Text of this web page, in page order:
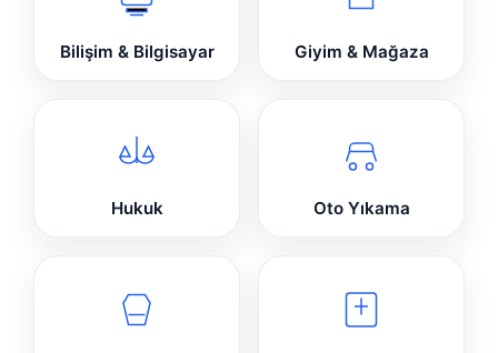
Bilişim & Bilgisayar Giyim & Mağaza
Hukuk Oto Yıkama